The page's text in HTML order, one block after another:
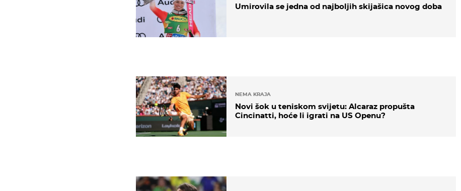
Umirovila se jedna od najboljih skijašica novog doba
NEMA KRAJA
Novi šok u teniskom svijetu: Alcaraz propušta
Cincinatti, hoće li igrati na US Openu?